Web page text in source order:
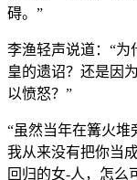
碍。”
李渔轻声说道：“为
皇的遗诏？还是因
以愤怒？”
“虽然当年在篝火堆
我从来没有把你当
回归的女-人，怎么